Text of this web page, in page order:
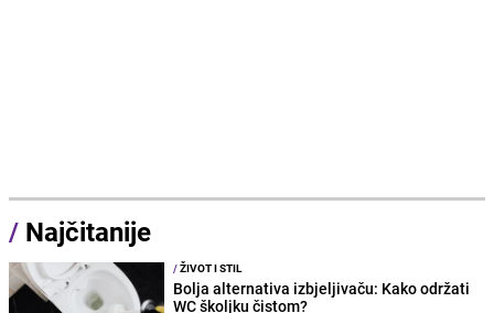
/ Najčitanije
/ŽIVOT I STIL
Bolja alternativa izbjeljivaču: Kako održati
WC školjku čistom?